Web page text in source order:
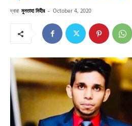
দ্বারা মুনতাহা মিহীর - October 4, 2020